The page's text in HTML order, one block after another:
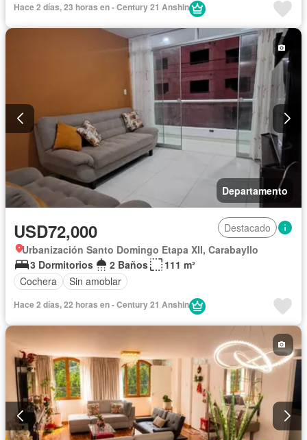
Hace 2 días, 23 horas en - Century 21 Anshin
Departamento
USD72,000
Destacado
Urbanización Santo Domingo Etapa XII, Carabayllo
3 Dormitorios
2 Baños
111 m²
Cochera
Sin amoblar
Hace 2 días, 22 horas en - Century 21 Anshin